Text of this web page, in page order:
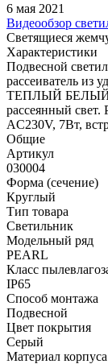
6 мая 2021
Видеообзор
Светящиеся
Характеристики
Подвесной
рассеиватель из
ТЕПЛЫЙ БЕЛЫЙ
рассеянный
AC230V, 7Вт,
Общие
Артикул
030004
Форма (сечение)
Круглый
Тип товара
Светильник
Модельный ряд
PEARL
Класс
IP65
Способ монтажа
Подвесной
Цвет покрытия
Серый
Материал корпуса